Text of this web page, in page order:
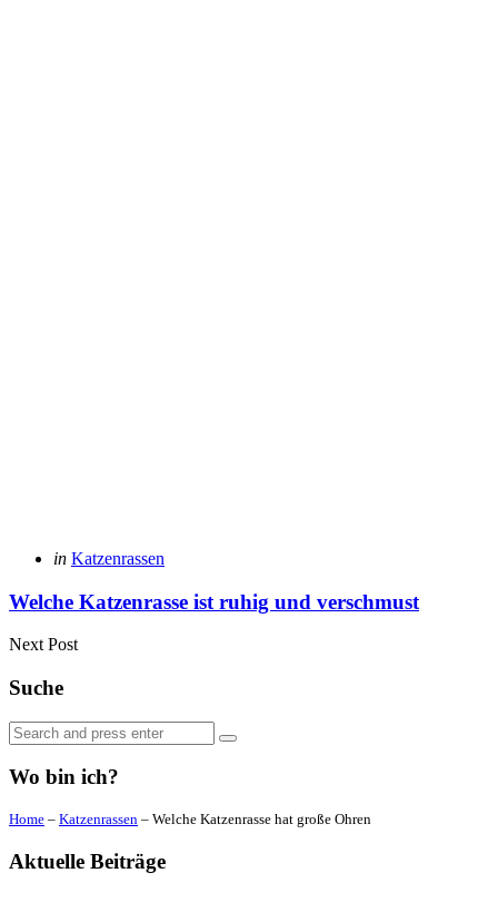
Posted
in Katzenrassen
Welche Katzenrasse ist ruhig und verschmust
Next Post
Suche
Search
for:
Search
Wo bin ich?
Home – Katzenrassen – Welche Katzenrasse hat große Ohren
Aktuelle Beiträge